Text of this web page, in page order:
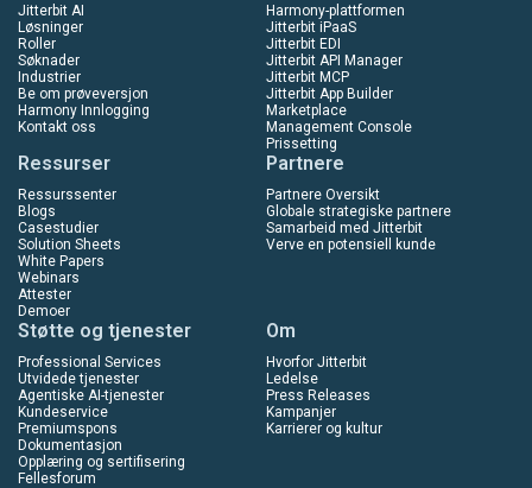
Jitterbit AI
Løsninger
Roller
Søknader
Industrier
Be om prøveversjon
Harmony Innlogging
Kontakt oss
Harmony-plattformen
Jitterbit iPaaS
Jitterbit EDI
Jitterbit API Manager
Jitterbit MCP
Jitterbit App Builder
Marketplace
Management Console
Prissetting
Ressurser
Ressurssenter
Blogs
Casestudier
Solution Sheets
White Papers
Webinars
Attester
Demoer
Partnere
Partnere Oversikt
Globale strategiske partnere
Samarbeid med Jitterbit
Verve en potensiell kunde
Støtte og tjenester
Professional Services
Utvidede tjenester
Agentiske AI-tjenester
Kundeservice
Premiumspons
Dokumentasjon
Opplæring og sertifisering
Fellesforum
Om
Hvorfor Jitterbit
Ledelse
Press Releases
Kampanjer
Karrierer og kultur